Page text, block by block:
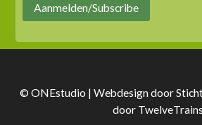
Aanmelden/Subscribe
© ONEstudio | Webdesign door
door TwelveTrains